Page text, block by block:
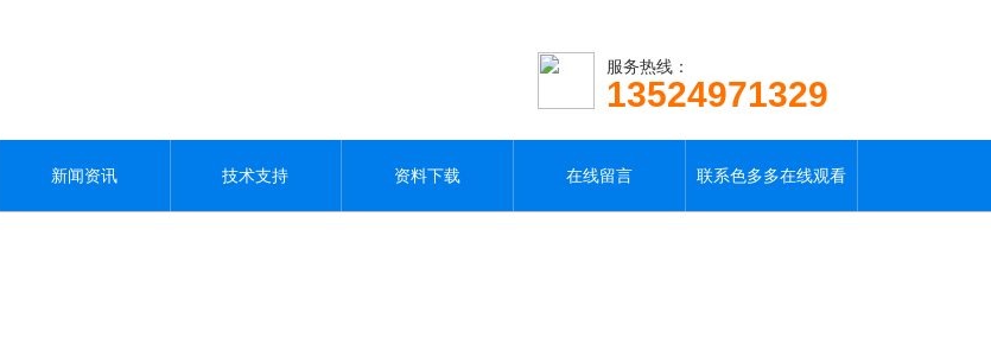
服务热线：
13524971329
新闻资讯 技术支持 资料下载 在线留言 联系色多多在线观看